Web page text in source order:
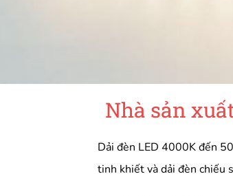
Nhà sản
Dải đèn LED 4000K đến
tinh khiết và dải đèn chiếu